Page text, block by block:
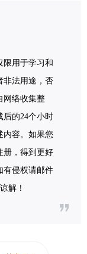
限用于学习和
非法用途，否
网络收集整
后的24个小时
内容。如果您
册，得到更好
有侵权请邮件
解！